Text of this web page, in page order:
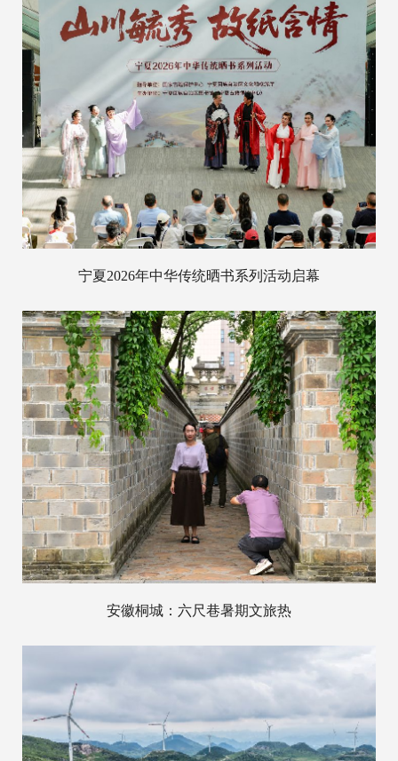
宁夏2026年中华传统晒书系列活动启幕
安徽桐城：六尺巷暑期文旅热